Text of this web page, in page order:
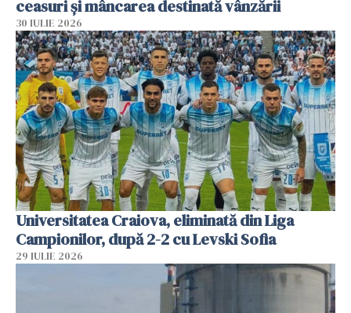
ceasuri și mâncarea destinată vânzării
30 IULIE 2026
Universitatea Craiova, eliminată din Liga
Campionilor, după 2-2 cu Levski Sofia
29 IULIE 2026